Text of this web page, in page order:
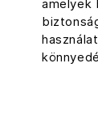
amelyek